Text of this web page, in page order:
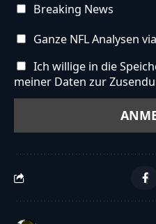
Breaking News
Ganze NFL Analysen
Ich willige in die
meiner Daten zur